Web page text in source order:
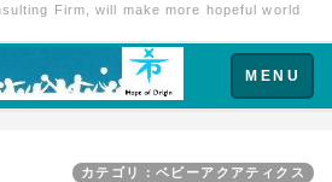
Firm, will make more hopeful world
Toggle
navigation
MENU
カテゴリ：ベビーアクアティクス